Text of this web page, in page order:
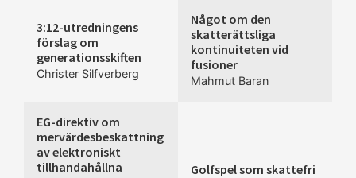
3:12-utredningens
förslag om
generationsskiften
Christer Silfverberg
Något om den
skatterättsliga
kontinuiteten vid
fusioner
Mahmut Baran
EG-direktiv om
mervärdesbeskattning
av elektroniskt
tillhandahållna
Golfspel som skattefri